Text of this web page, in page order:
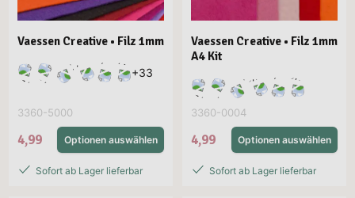
Vaessen Creative • Filz 1mm
+33
3360-5000
4,99 Optionen auswählen
Sofort ab Lager lieferbar
Vaessen Creative • Filz 1mm
A4 Kit
3360-0004
4,99 Optionen auswählen
Sofort ab Lager lieferbar